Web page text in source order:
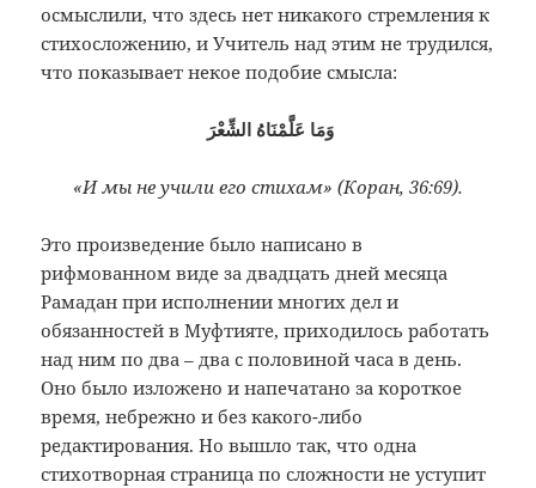
осмыслили, что здесь нет никакого стремления к
стихосложению, и Учитель над этим не трудился,
что показывает некое подобие смысла:
وَمَا عَلَّمْنَاهُ الشِّعْرَ
«И мы не учили его стихам» (Коран, 36:69).
Это произведение было написано в
рифмованном виде за двадцать дней месяца
Рамадан при исполнении многих дел и
обязанностей в Муфтияте, приходилось работать
над ним по два – два с половиной часа в день.
Оно было изложено и напечатано за короткое
время, небрежно и без какого-либо
редактирования. Но вышло так, что одна
стихотворная страница по сложности не уступит